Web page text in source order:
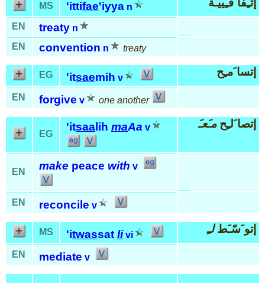
MS 'ittifae'iyya n إتّـِفا َقـِييـَة
EN treaty n
EN
convention n treaty
EG 'itsaemih v إتسا َمـِح
EN forgive v one another
EG
'itsaa lih maAa v إتصا َلـِحمـَعـَ
EN make peace with v
EN reconcile v
MS 'itwassat li vi إتو َسّـَطلـِ
EN mediate v